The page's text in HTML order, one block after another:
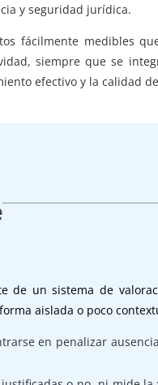
y seguridad jurídica.
fácilmente medibles
siempre que se
efectivo y la calidad
de un sistema de
aislada o poco
en penalizar